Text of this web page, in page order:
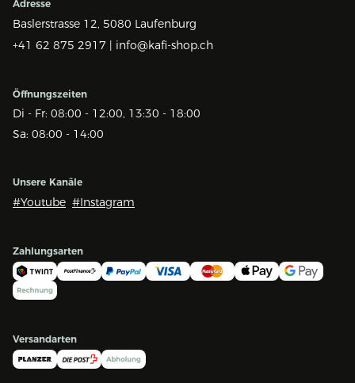
Adresse
Baslerstrasse 12, 5080 Laufenburg
+41 62 875 2917 | info@kafi-shop.ch
Öffnungszeiten
Di - Fr: 08:00 - 12:00, 13:30 - 18:00
Sa: 08:00 - 14:00
Unsere Kanäle
#Youtube #Instagram
Zahlungsarten
Versandarten